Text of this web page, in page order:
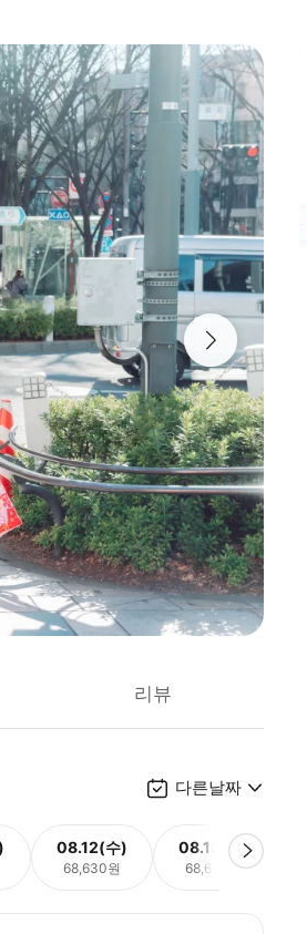
리뷰
다른날짜
08.12(수)
68,630원
08.13(목)
68,630원